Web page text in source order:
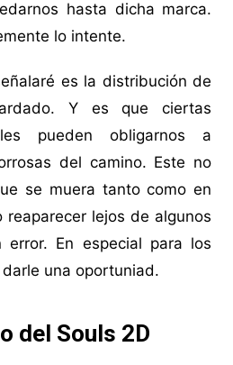
hasta dicha marca.
lo intente.
es la distribución de
Y es que ciertas
pueden obligarnos a
del camino. Este no
se muera tanto como en
lejos de algunos
En especial para los
una oportuniad.
del Souls 2D